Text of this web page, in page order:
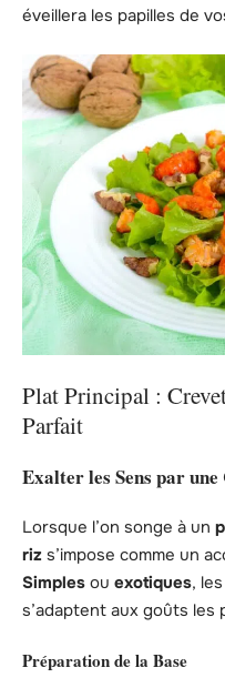
éveillera les papilles de
Plat Principal :
Parfait
Exalter les Sens par
Lorsque l’on songe à un
riz s’impose comme un
Simples ou exotiques,
s’adaptent aux goûts les
Préparation de la Base